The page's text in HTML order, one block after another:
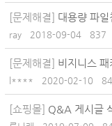
[문제해결] 대용량 파일
ray 2018-09-04 837
[문제해결] 비지니스 패
l**** 2020-02-10
[쇼핑몰] Q&A 게시글